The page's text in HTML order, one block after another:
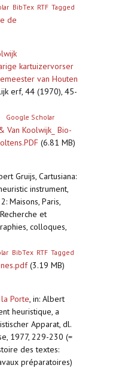
BibTex RTF Tagged
de
kartuizervorser
van Houten
erf, 44 (1970), 45-
Google Scholar
Van Koolwijk_ Bio-
(6.81 MB)
Gruijs, Cartusiana:
instrument,
Maisons, Paris,
et
colloques,
BibTex RTF Tagged
(3.19 MB)
Porte, in: Albert
heuristique, a
Apparat, dl.
1977, 229-230 (=
des textes:
préparatoires)